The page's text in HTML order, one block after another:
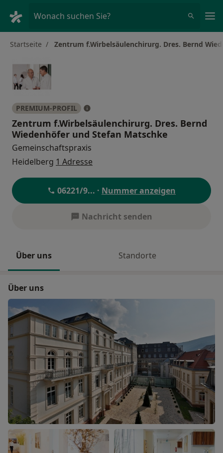
Wonach suchen Sie?
Startseite Zentrum f.Wirbelsäulenchirurg. Dres. Bernd
PREMIUM-PROFIL
Zentrum f.Wirbelsäulenchirurg. Dres. Bernd
Wiedenhöfer und Stefan Matschke
Gemeinschaftspraxis
Heidelberg 1 Adresse
06221/9... · Nummer anzeigen
Nachricht senden
Über uns Standorte
Über uns